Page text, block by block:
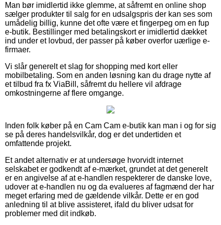
Man bør imidlertid ikke glemme, at såfremt en online shop
sælger produkter til salg for en udsalgspris der kan ses som
umådelig billig, kunne det ofte være et fingerpeg om en fup
e-butik. Bestillinger med betalingskort er imidlertid dækket
ind under et lovbud, der passer på køber overfor uærlige e-
firmaer.
Vi slår generelt et slag for shopping med kort eller
mobilbetaling. Som en anden løsning kan du drage nytte af
et tilbud fra fx ViaBill, såfremt du hellere vil afdrage
omkostningerne af flere omgange.
Inden folk køber på en Cam Cam e-butik kan man i og for sig
se på deres handelsvilkår, dog er det undertiden et
omfattende projekt.
Et andet alternativ er at undersøge hvorvidt internet
selskabet er godkendt af e-mærket, grundet at det generelt
er en angivelse af at e-handlen respekterer de danske love,
udover at e-handlen nu og da evalueres af fagmænd der har
meget erfaring med de gældende vilkår. Dette er en god
anledning til at blive assisteret, ifald du bliver udsat for
problemer med dit indkøb.